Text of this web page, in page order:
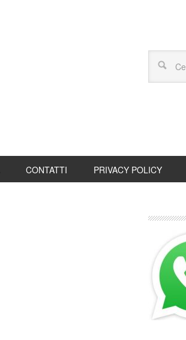
CONTATTI PRIVACY POLICY